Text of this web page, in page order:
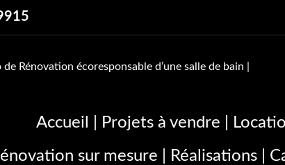
Accueil Projets à vendre
sur mesure
Réalisations